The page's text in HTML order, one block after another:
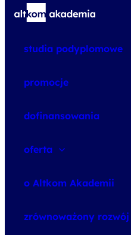
studia podyplomowe
promocje
dofinansowania
oferta
o Altkom Akademii
zrównoważony rozwój